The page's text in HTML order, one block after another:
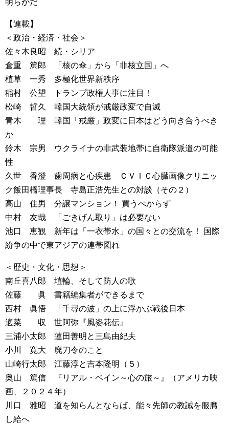
明らかだ
【連載】
＜政治・経済・社会＞
佐々木良昭 続・シリア
倉重 篤郎 「核の傘」から「非核立国」へ
植草 一秀 多極化世界新秩序
稲村 公望 トランプ政権人事に注目！
松崎 哲久 韓国大統領が戒厳政変で自滅
青木 理 韓国「戒厳」政変に日本はどう向き合うべき
か
鈴木 宗男 ウクライナの非武装地帯に自衛隊派遣の可能
性
久世 香澄 歯周病と心疾患 ＣＶＩＣ心臓画像クリニッ
ク飯田橋理事長 寺島正浩先生との対談（その２）
高山 住男 分譲マンション！ 買うべからず
中村 友哉 「ごきげん取り」は必要ない
池口 恵観 新年は「一衣帯水」の国々との交流を！ 国際
紛争の中で東アジアの連帯図れ
＜歴史・文化・思想＞
南丘喜八郎 埴輪、そして防人の歌
佐藤 眞 書籍編集者ができるまで
西村 眞悟 「千尋の波」の上に浮かぶ戦後日本
適菜 収 世阿弥『風姿花伝』
三浦小太郎 蓮田善明と三島由紀夫
小川 寛大 廃刀令のこと
山崎行太郎 江藤淳と吉本隆明（５）
奥山 篤信 『リアル・ペイン～心の旅～』（アメリカ映
画、２０２４年）
川口 雅昭 道を知らんとならば、能々先師の教誡を服膺
し給へ